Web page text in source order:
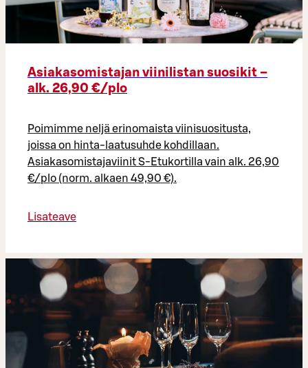
Asiakasomistajan viinilistan suosikit –
alk. 26,90 €/plo​
Poimimme neljä erinomaista viinisuositusta,
joissa on hinta-laatusuhde kohdillaan.
Asiakasomistajaviinit S-Etukortilla vain alk. 26,90
€/plo (norm. alkaen 49,90 €).
Lisateave